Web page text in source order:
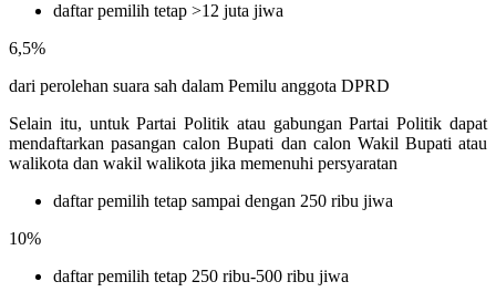
daftar pemilih tetap >12 juta jiwa
6,5%
dari perolehan suara sah dalam Pemilu anggota DPRD
Selain itu, untuk Partai Politik atau gabungan Partai Politik dapat
mendaftarkan pasangan calon Bupati dan calon Wakil Bupati atau
walikota dan wakil walikota jika memenuhi persyaratan
daftar pemilih tetap sampai dengan 250 ribu jiwa
10%
daftar pemilih tetap 250 ribu-500 ribu jiwa